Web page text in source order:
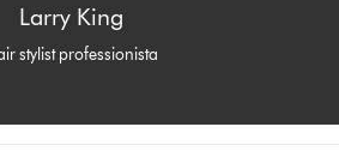
Larry King
stylist professionista